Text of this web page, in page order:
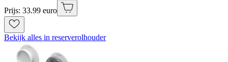
Prijs: 33.99 euro
Bekijk alles in reserverolhouder